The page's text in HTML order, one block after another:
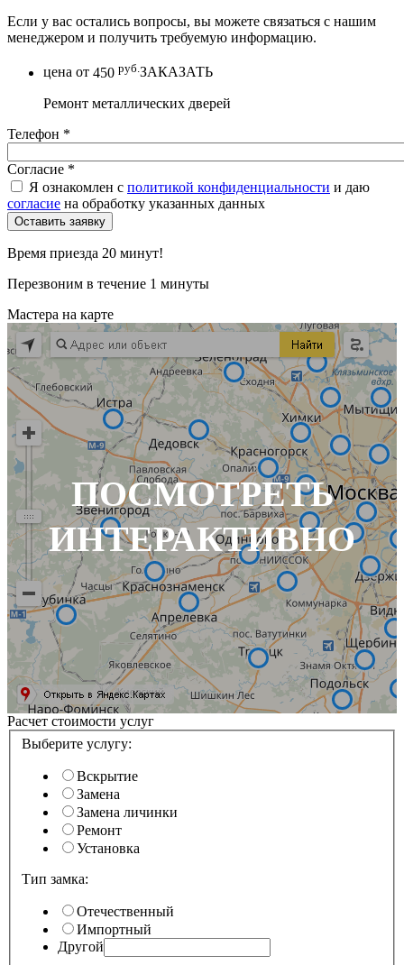
Если у вас остались вопросы, вы можете связаться с нашим
менеджером и получить требуемую информацию.
цена от 450 руб. ЗАКАЗАТЬ
Ремонт металлических дверей
Телефон *
Согласие *
Я ознакомлен с политикой конфиденциальности и даю
согласие на обработку указанных данных
Время приезда 20 минут!
Перезвоним в течение 1 минуты
Мастера на карте
ПОСМОТРЕТЬ
ИНТЕРАКТИВНО
Расчет стоимости услуг
Выберите услугу:
Вскрытие
Замена
Замена личинки
Ремонт
Установка
Тип замка:
Отечественный
Импортный
Другой